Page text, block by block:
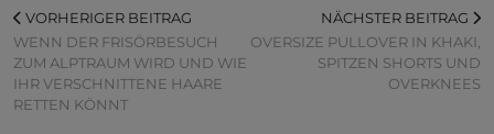
VORHERIGER BEITRAG
WENN DER FRISÖRBESUCH
ZUM ALPTRAUM WIRD UND WIE
IHR VERSCHNITTENE HAARE
RETTEN KÖNNT
NÄCHSTER BEITRAG
OVERSIZE PULLOVER IN KHAKI,
SPITZEN SHORTS UND
OVERKNEES